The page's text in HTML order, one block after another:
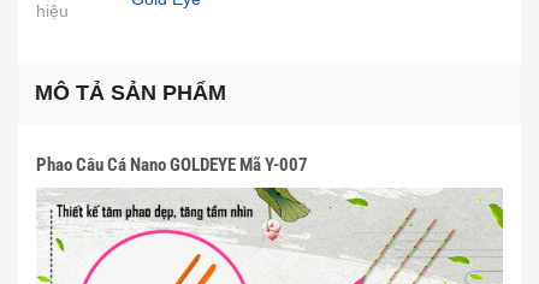
hiệu
MÔ TẢ SẢN PHẨM
Phao Câu Cá Nano GOLDEYE Mã Y-007